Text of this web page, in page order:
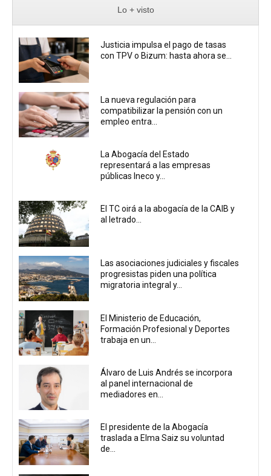
Lo + visto
Justicia impulsa el pago de tasas
con TPV o Bizum: hasta ahora se...
La nueva regulación para
compatibilizar la pensión con un
empleo entra...
La Abogacía del Estado
representará a las empresas
públicas Ineco y...
El TC oirá a la abogacía de la CAIB y
al letrado...
Las asociaciones judiciales y fiscales
progresistas piden una política
migratoria integral y...
El Ministerio de Educación,
Formación Profesional y Deportes
trabaja en un...
Álvaro de Luis Andrés se incorpora
al panel internacional de
mediadores en...
El presidente de la Abogacía
traslada a Elma Saiz su voluntad
de...